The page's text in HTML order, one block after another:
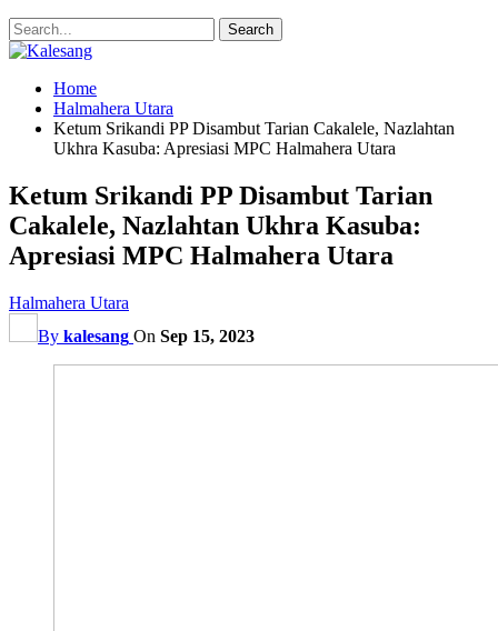
Home
Halmahera Utara
Ketum Srikandi PP Disambut Tarian Cakalele, Nazlahtan
Ukhra Kasuba: Apresiasi MPC Halmahera Utara
Ketum Srikandi PP Disambut Tarian
Cakalele, Nazlahtan Ukhra Kasuba:
Apresiasi MPC Halmahera Utara
Halmahera Utara
By kalesang On Sep 15, 2023